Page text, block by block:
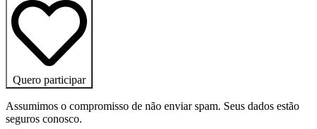
Quero participar
Assumimos o compromisso de não enviar spam. Seus dados estão
seguros conosco.